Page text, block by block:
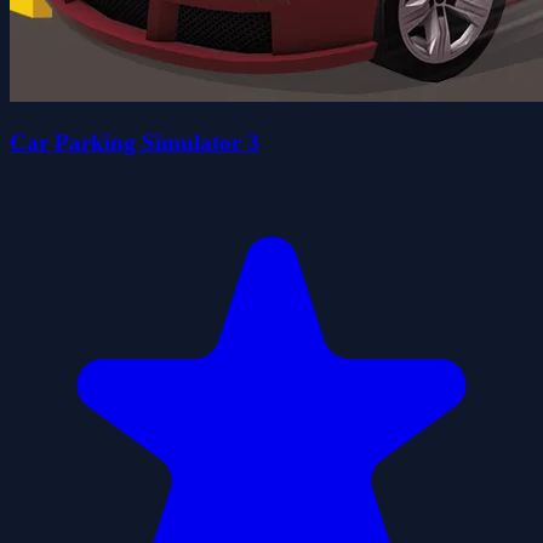
Car Parking Simulator 3